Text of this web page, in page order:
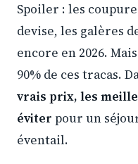
Spoiler : les
devise, les galères
encore en 2026.
90% de ces tracas.
vrais prix, les
éviter pour un
éventail.